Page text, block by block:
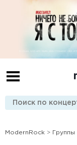
ModernRock > Группы